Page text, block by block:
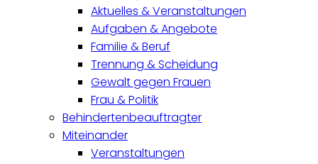
Aktuelles & Veranstaltungen
Aufgaben & Angebote
Familie & Beruf
Trennung & Scheidung
Gewalt gegen Frauen
Frau & Politik
Behindertenbeauftragter
Miteinander
Veranstaltungen